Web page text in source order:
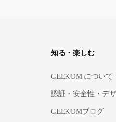
知る・楽しむ
GEEKOM について
認証・安全性・デ
GEEKOMブログ